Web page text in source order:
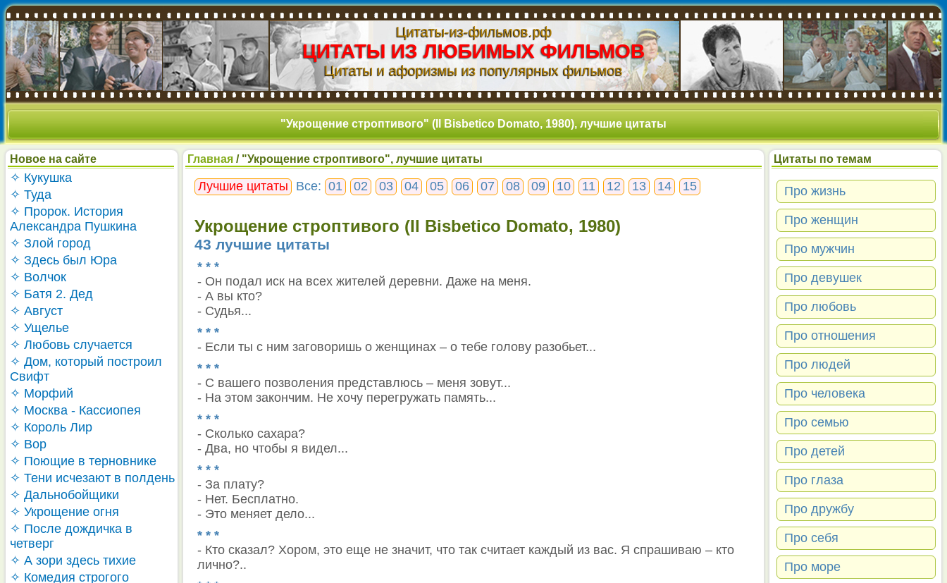
Цитаты-из-фильмов.рф
ЦИТАТЫ ИЗ ЛЮБИМЫХ ФИЛЬМОВ
Цитаты и афоризмы из популярных фильмов
"Укрощение строптивого" (Il Bisbetico Domato, 1980), лучшие цитаты
Новое на сайте
✧ Кукушка
✧ Туда
✧ Пророк. История
Александра Пушкина
✧ Злой город
✧ Здесь был Юра
✧ Волчок
✧ Батя 2. Дед
✧ Август
✧ Ущелье
✧ Любовь случается
✧ Дом, который построил
Свифт
✧ Морфий
✧ Москва - Кассиопея
✧ Король Лир
✧ Вор
✧ Поющие в терновнике
✧ Тени исчезают в полдень
✧ Дальнобойщики
✧ Укрощение огня
✧ После дождичка в
четверг
✧ А зори здесь тихие
✧ Комедия строгого
Цитаты по темам
Про жизнь
Про женщин
Про мужчин
Про девушек
Про любовь
Про отношения
Про людей
Про человека
Про семью
Про детей
Про глаза
Про дружбу
Про себя
Про море
Главная / "Укрощение строптивого", лучшие цитаты
Лучшие цитаты Все: 01 02 03 04 05 06 07 08 09 10 11 12 13 14 15
Укрощение строптивого (Il Bisbetico Domato, 1980)
43 лучшие цитаты
* * *
- Он подал иск на всех жителей деревни. Даже на меня.
- А вы кто?
- Судья...
* * *
- Если ты с ним заговоришь о женщинах – о тебе голову разобьет...
* * *
- С вашего позволения представлюсь – меня зовут...
- На этом закончим. Не хочу перегружать память...
* * *
- Сколько сахара?
- Два, но чтобы я видел...
* * *
- За плату?
- Нет. Бесплатно.
- Это меняет дело...
* * *
- Кто сказал? Хором, это еще не значит, что так считает каждый из вас. Я спрашиваю – кто
лично?..